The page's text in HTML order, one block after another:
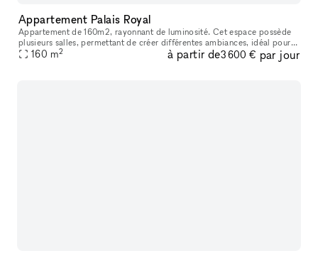
Appartement Palais Royal
Appartement de 160m2, rayonnant de luminosité. Cet espace possède
plusieurs salles, permettant de créer différentes ambiances, idéal pour
un showroom. Emplacement animé proche du musée du Louvre, du
160 m2 à partir de3 600 € par jour